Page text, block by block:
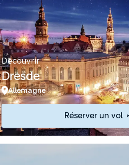
Découvrir
Dresde
Allemagne
Réserver un vol